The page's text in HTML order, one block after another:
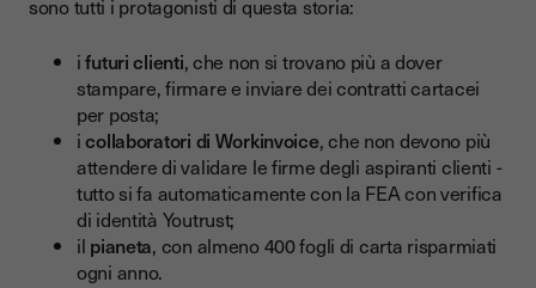
sono tutti i protagonisti di questa storia:
ifuturi clienti, che non si trovano più a dover
stampare, firmare e inviare dei contratti cartacei
per posta;
icollaboratori di Workinvoice, che non devono più
attendere di validare le firme degli aspiranti clienti -
tutto si fa automaticamente con la FEA con verifica
di identità Youtrust;
il pianeta, con almeno 400 fogli di carta risparmiati
ogni anno.